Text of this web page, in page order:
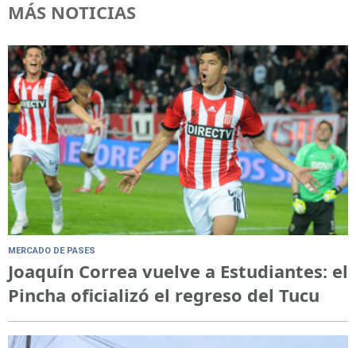
MÁS NOTICIAS
MERCADO DE PASES
Joaquín Correa vuelve a Estudiantes: el
Pincha oficializó el regreso del Tucu